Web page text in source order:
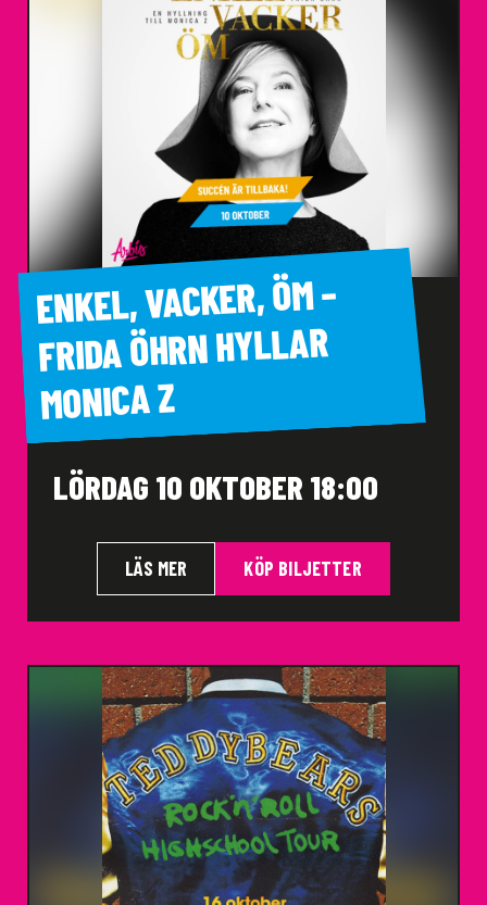
ENKEL, VACKER, ÖM –
FRIDA ÖHRN HYLLAR
MONICA Z
LÖRDAG 10 OKTOBER 18:00
LÄS MER KÖP BILJETTER